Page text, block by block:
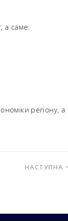
а саме:
регіону, а
НАСТУПНА